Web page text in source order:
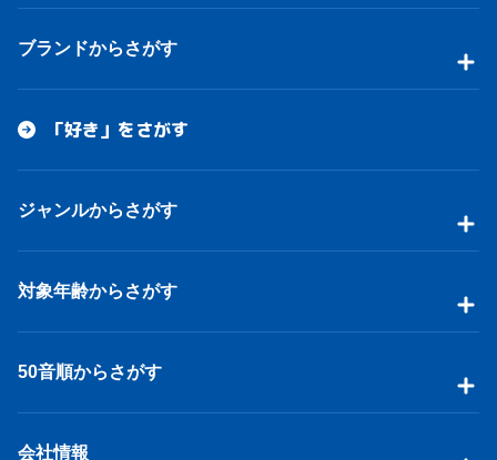
ブランドからさがす
「好き」をさがす
ジャンルからさがす
対象年齢からさがす
50音順からさがす
会社情報